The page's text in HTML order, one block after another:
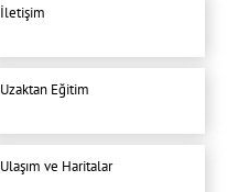
İletişim
Uzaktan Eğitim
Ulaşım ve Haritalar